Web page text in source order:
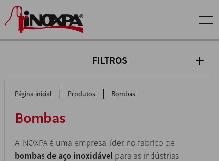
FILTROS
Página inicial | Produtos | Bombas
Bombas
A INOXPA é uma empresa líder no fabrico de
bombas de aço inoxidável para as indústrias